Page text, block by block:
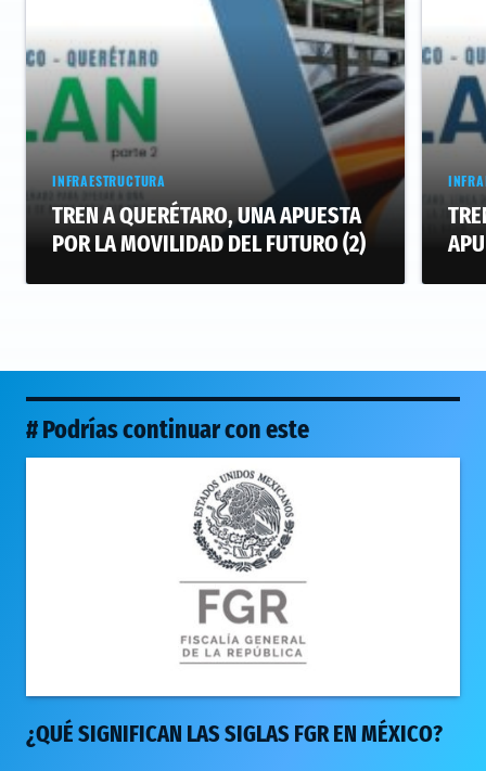
INFRAESTRUCTURA
TREN A QUERÉTARO, UNA APUESTA
POR LA MOVILIDAD DEL FUTURO (2)
# Podrías continuar con este
¿QUÉ SIGNIFICAN LAS SIGLAS FGR EN MÉXICO?